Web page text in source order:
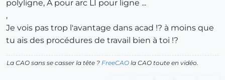
polyligne, A pour arc LI pour ligne ...
,
Je vois pas trop l'avantage dans acad !? à moins que
tu ais des procédures de travail bien à toi !?
La CAO sans se casser la tête ? FreeCAO la CAO toute en vidéo.